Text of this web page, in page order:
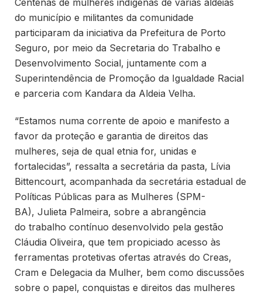
Centenas de mulheres indígenas de várias aldeias
do município e militantes da comunidade
participaram da iniciativa da Prefeitura de Porto
Seguro, por meio da Secretaria do Trabalho e
Desenvolvimento Social, juntamente com a
Superintendência de Promoção da Igualdade Racial
e parceria com Kandara da Aldeia Velha.
“Estamos numa corrente de apoio e manifesto a
favor da proteção e garantia de direitos das
mulheres, seja de qual etnia for, unidas e
fortalecidas”, ressalta a secretária da pasta, Lívia
Bittencourt, acompanhada da secretária estadual de
Políticas Públicas para as Mulheres (SPM-
BA), Julieta Palmeira, sobre a abrangência
do trabalho contínuo desenvolvido pela gestão
Cláudia Oliveira, que tem propiciado acesso às
ferramentas protetivas ofertas através do Creas,
Cram e Delegacia da Mulher, bem como discussões
sobre o papel, conquistas e direitos das mulheres